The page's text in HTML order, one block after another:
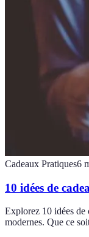
Cadeaux Pratiques6
10 idées de
Explorez 10 idées de
modernes. Que ce